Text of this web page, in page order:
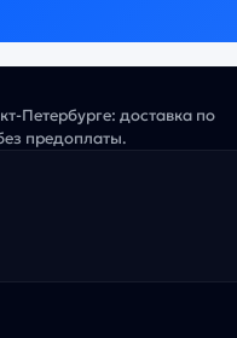
Петербурге: доставка по
предоплаты.